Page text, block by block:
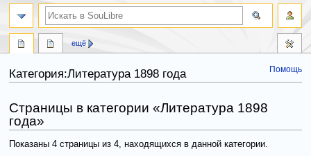
Помощь
Категория:Литература 1898 года
к
навигации
к
поиску
Страницы в категории «Литература 1898
года»
Показаны 4 страницы из 4, находящихся в данной категории.
ещё